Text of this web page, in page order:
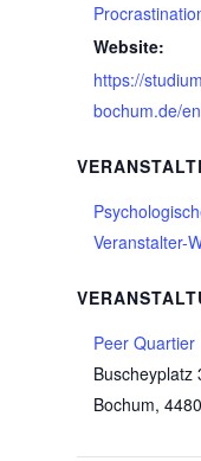
Website:
https://
bochum.de/
Peer Quartier
Buscheyplatz
Bochum,
Veranstalter-